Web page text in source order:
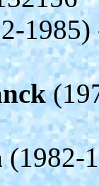
(1982-